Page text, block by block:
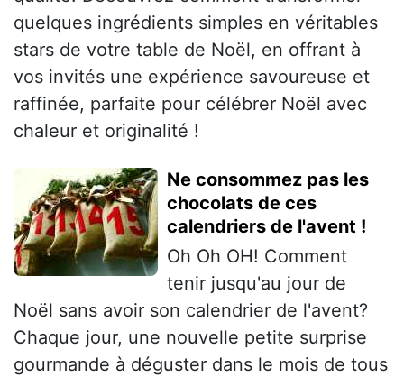
quelques ingrédients simples en véritables
stars de votre table de Noël, en offrant à
vos invités une expérience savoureuse et
raffinée, parfaite pour célébrer Noël avec
chaleur et originalité !
Ne consommez pas les
chocolats de ces
calendriers de l'avent !
Oh Oh OH! Comment
tenir jusqu'au jour de
Noël sans avoir son calendrier de l'avent?
Chaque jour, une nouvelle petite surprise
gourmande à déguster dans le mois de tous